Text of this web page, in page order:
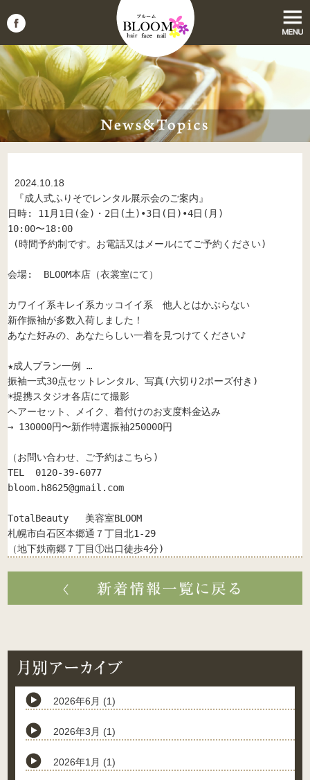
2024.10.18
『成人式ふりそでレンタル展示会のご案内』
日時: 11月1日(金)・2日(土)•3日(日)•4日(月)
10:00〜18:00
(時間予約制です。お電話又はメールにてご予約ください)
会場:  BLOOM本店（衣裳室にて）
カワイイ系キレイ系カッコイイ系　他人とはかぶらない
新作振袖が多数入荷しました！
あなた好みの、あなたらしい一着を見つけてください♪
★成人プラン一例 …
振袖一式30点セットレンタル、写真(六切り2ポーズ付き)
☀︎提携スタジオ各店にて撮影
ヘアーセット、メイク、着付けのお支度料金込み
→ 130000円〜新作特選振袖250000円
（お問い合わせ、ご予約はこちら)
bloom.h8625@gmail.com
TotalBeauty   美容室BLOOM
札幌市白石区本郷通７丁目北1-29
（地下鉄南郷７丁目①出口徒歩4分)
2026年6月 (1)
2026年3月 (1)
2026年1月 (1)